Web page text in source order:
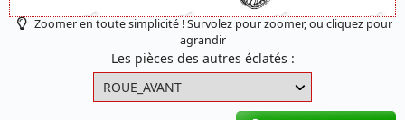
Zoomer en toute simplicité ! Survolez pour zoomer, ou cliquez pour
agrandir
Les pièces des autres éclatés :